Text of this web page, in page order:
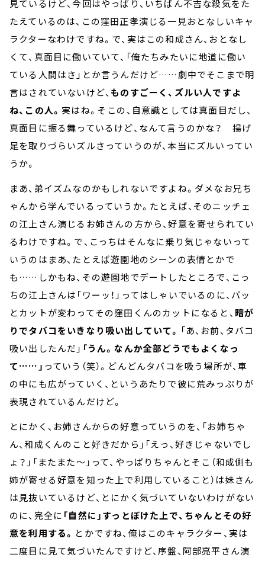
見ているけど、今回はやっぱり、いちばん不吉な殺気をた
たえているのは、この窪田正孝演じる一見おとなしいキャ
ラクターなわけですね。で、実はこの和成さん、おとなし
くて、真面目に働いていて、「俺たちみたいに地道に働い
ている人間はさ」とか言うんだけど……劇中でそこまで明
言はされていないけど、 ものすごーく、ズルい人ですよ
ね、この人。 実はね。そこの、自意識としては真面目だし、
真面目に振る舞っているけど、なんて言うのかな？ 揚げ
足を取りづらいズルさっていうのが、本当にズルいってい
うか。
まあ、弟イズムなのかもしれないですよね。ダメなお兄ち
ゃんから学んでいるっていうか。たとえば、そのニッチェ
の江上さん演じるお姉さんの方から、好意を寄せられてい
るわけですね。で、こっちはそんなに乗り気じゃないって
いうのはまあ、たとえば遊園地のシーンの表情とかで
も……しかもね、その遊園地でデートしたところで、こっ
ちの江上さんは「ワーッ！」ってはしゃいでいるのに、パッ
とカットが変わってその窪田くんのカットになると、 暗が
りでタバコをいきなり吸い出していて。 「あ、お前、タバコ
吸い出したんだ」 「うん。なんか全部どうでもよくなっ
て……」 っていう（笑）。どんどんタバコを吸う場所が、車
の中にも広がっていく、というあたりで彼に荒みっぷりが
表現されているんだけど。
とにかく、お姉さんからの好意っていうのを、「お姉ちゃ
ん、和成くんのこと好きだから」「えっ、好きじゃないでし
ょ？」「またまた～」って、やっぱりちゃんとそこ（和成側も
姉が寄せる好意を知った上で利用していること）は妹さん
は見抜いているけど、とにかく気づいていないわけがない
のに、完全に 「自然に」すっとぼけた上で、ちゃんとその好
意を利用する。 とかですね、俺はこのキャラクター、実は
二度目に見て気づいたんですけど、序盤、阿部亮平さん演